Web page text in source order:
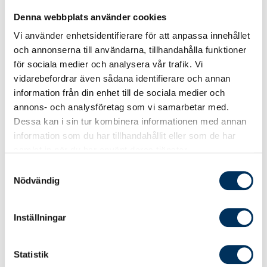
Denna webbplats använder cookies
Vi använder enhetsidentifierare för att anpassa innehållet
och annonserna till användarna, tillhandahålla funktioner
för sociala medier och analysera vår trafik. Vi
vidarebefordrar även sådana identifierare och annan
information från din enhet till de sociala medier och
annons- och analysföretag som vi samarbetar med.
Dessa kan i sin tur kombinera informationen med annan
information som du har tillhandahållit eller som de har
Nödvändig
Inställningar
Statistik
Allmänna och specifika avdragsregler, t.ex.
beroende på företagsform
Fullt avdrag eller inget avdrags alls?
Vem som har bevisbördan och vilket mått
av bevisning som krävs för avdrag
Avdragsrätten i praxis
Interaktiva övningar
Effektiv kurstid och tillgänglighet
studietakt. Hur och när? Det bestämmer du
själv!
Du har kursen tillgänglig i sex månader från
bokningsdagen. Du kan välja att genomföra